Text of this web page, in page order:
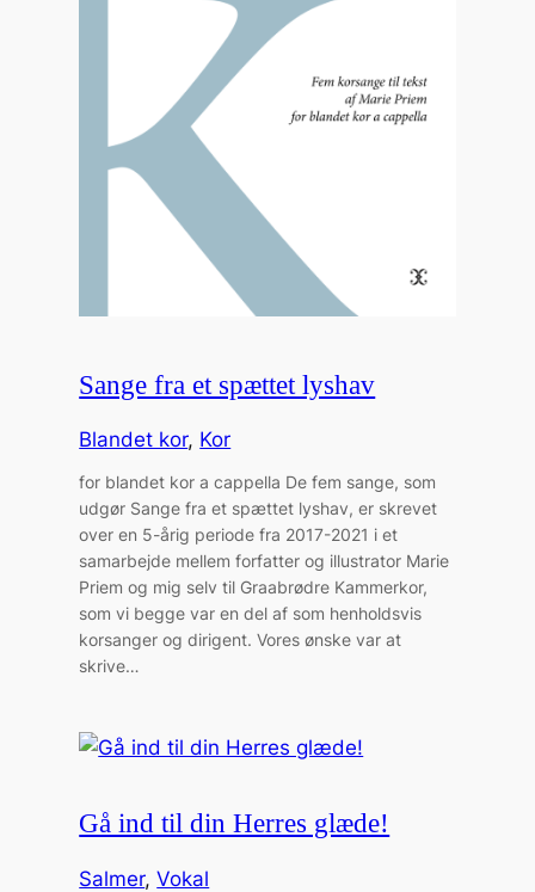
Sange fra et spættet lyshav
Blandet kor, Kor
for blandet kor a cappella De fem sange, som
udgør Sange fra et spættet lyshav, er skrevet
over en 5-årig periode fra 2017-2021 i et
samarbejde mellem forfatter og illustrator Marie
Priem og mig selv til Graabrødre Kammerkor,
som vi begge var en del af som henholdsvis
korsanger og dirigent. Vores ønske var at
skrive…
Gå ind til din Herres glæde!
Salmer, Vokal